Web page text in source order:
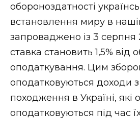
обороноздатності
встановлення миру в
запроваджено із 3 серпня
ставка становить 1,5% від
оподаткування. Цим
оподатковуються доходи
походження в Україні, які
оподатковуються під час